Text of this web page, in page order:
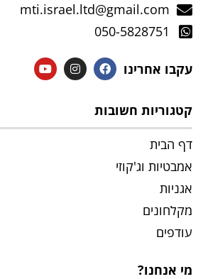
mti.israel.ltd@gmail.com
050-5828751
עקבו אחרינו
קטגוריות חשובות
דף הבית
אמבטיות וג'קוזי
אגניות
מקלחונים
עודפים
מי אנחנו?